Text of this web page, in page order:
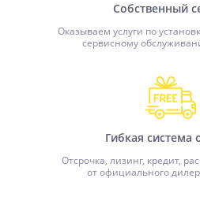
Собственный
Оказываем услуги по
сервисному
Гибкая система
Отсрочка, лизинг, кредит,
от официального